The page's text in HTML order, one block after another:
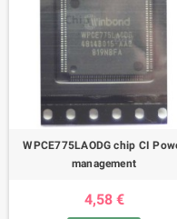
WPCE775LAODG chip CI
management
4,58 €